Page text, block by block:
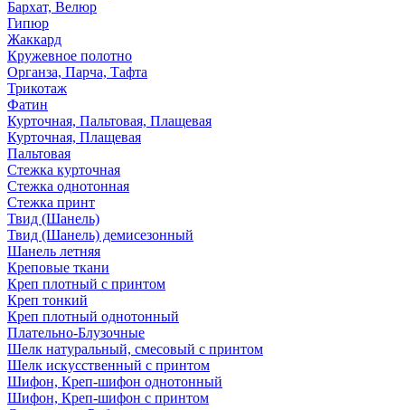
Бархат, Велюр
Гипюр
Жаккард
Кружевное полотно
Органза, Парча, Тафта
Трикотаж
Фатин
Курточная, Пальтовая, Плащевая
Курточная, Плащевая
Пальтовая
Стежка курточная
Стежка однотонная
Стежка принт
Твид (Шанель)
Твид (Шанель) демисезонный
Шанель летняя
Креповые ткани
Креп плотный с принтом
Креп тонкий
Креп плотный однотонный
Плательно-Блузочные
Шелк натуральный, смесовый с принтом
Шелк искусственный с принтом
Шифон, Креп-шифон однотонный
Шифон, Креп-шифон с принтом